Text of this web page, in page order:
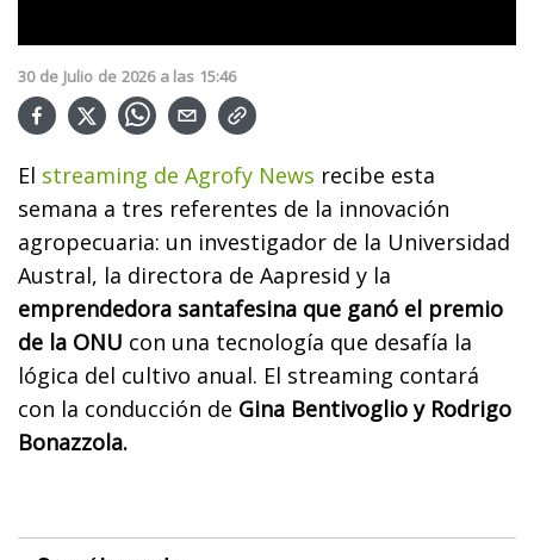
30 de Julio de 2026 a las 15:46
El streaming de Agrofy News recibe esta
semana a tres referentes de la innovación
agropecuaria: un investigador de la Universidad
Austral, la directora de Aapresid y la
emprendedora santafesina que ganó el premio
de la ONU con una tecnología que desafía la
lógica del cultivo anual. El streaming contará
con la conducción de Gina Bentivoglio y Rodrigo
Bonazzola.